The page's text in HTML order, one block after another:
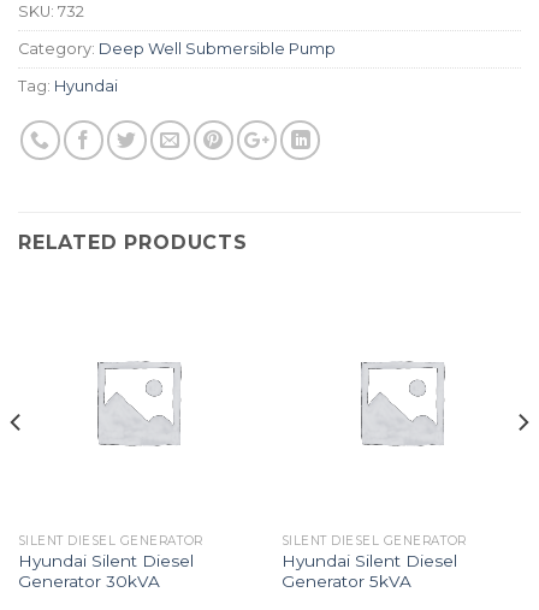
SKU: 732
Category: Deep Well Submersible Pump
Tag: Hyundai
RELATED PRODUCTS
SILENT DIESEL GENERATOR
Hyundai Silent Diesel
Generator 30kVA
SILENT DIESEL GENERATOR
Hyundai Silent Diesel
Generator 5kVA